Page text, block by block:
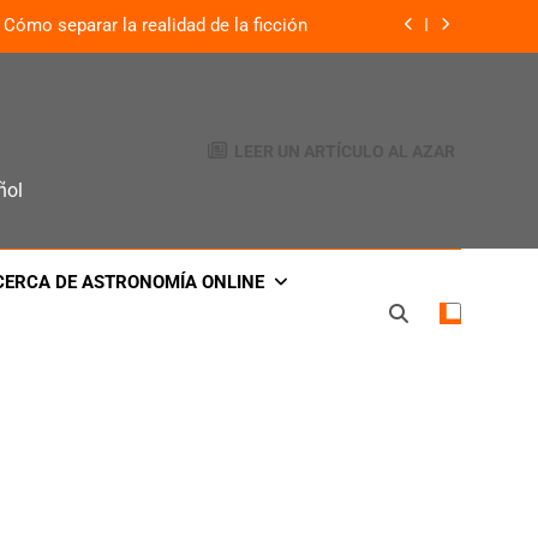
separar la realidad de la ficción
legado de la misión Venus Express
visible a simple vista cada 80 años
¿Qué es lo que define a un planeta?
legado de la misión Venus Express
DE ASTRONOMÍA ONLINE